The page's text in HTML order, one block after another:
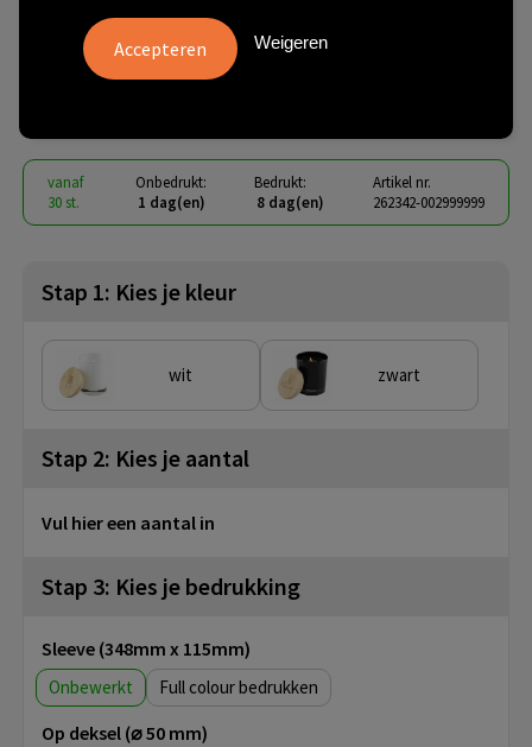
Wooosh Scented Candle
Sweet Vanilla geurkaars
vanaf
30 st.
Onbedrukt:
1 dag(en)
Bedrukt:
8 dag(en)
Artikel nr.
262342-002999999
Stap 1: Kies je kleur
wit zwart
Stap 2: Kies je aantal
Vul hier een aantal in
Stap 3: Kies je bedrukking
Sleeve (348mm x 115mm)
Onbewerkt Full colour
Op deksel (⌀ 50 mm)
Weigeren